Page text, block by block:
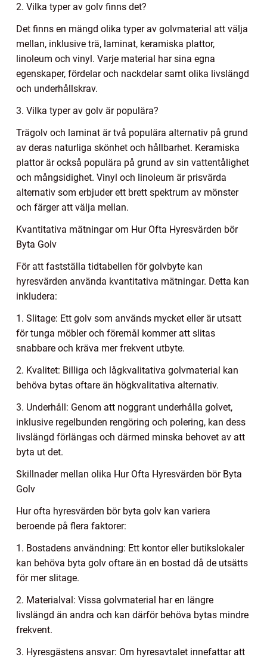
2. Vilka typer av golv finns det?
Det finns en mängd olika typer av golvmaterial att välja
mellan, inklusive trä, laminat, keramiska plattor,
linoleum och vinyl. Varje material har sina egna
egenskaper, fördelar och nackdelar samt olika livslängd
och underhållskrav.
3. Vilka typer av golv är populära?
Trägolv och laminat är två populära alternativ på grund
av deras naturliga skönhet och hållbarhet. Keramiska
plattor är också populära på grund av sin vattentålighet
och mångsidighet. Vinyl och linoleum är prisvärda
alternativ som erbjuder ett brett spektrum av mönster
och färger att välja mellan.
Kvantitativa mätningar om Hur Ofta Hyresvärden bör
Byta Golv
För att fastställa tidtabellen för golvbyte kan
hyresvärden använda kvantitativa mätningar. Detta kan
inkludera:
1. Slitage: Ett golv som används mycket eller är utsatt
för tunga möbler och föremål kommer att slitas
snabbare och kräva mer frekvent utbyte.
2. Kvalitet: Billiga och lågkvalitativa golvmaterial kan
behöva bytas oftare än högkvalitativa alternativ.
3. Underhåll: Genom att noggrant underhålla golvet,
inklusive regelbunden rengöring och polering, kan dess
livslängd förlängas och därmed minska behovet av att
byta ut det.
Skillnader mellan olika Hur Ofta Hyresvärden bör Byta
Golv
Hur ofta hyresvärden bör byta golv kan variera
beroende på flera faktorer:
1. Bostadens användning: Ett kontor eller butikslokaler
kan behöva byta golv oftare än en bostad då de utsätts
för mer slitage.
2. Materialval: Vissa golvmaterial har en längre
livslängd än andra och kan därför behöva bytas mindre
frekvent.
3. Hyresgästens ansvar: Om hyresavtalet innefattar att